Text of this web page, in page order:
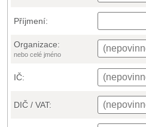
Příjmení:
Organizace:
nebo celé jméno
IČ:
DIČ / VAT: